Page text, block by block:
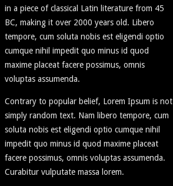
in a piece of classical Latin literature from 45
BC, making it over 2000 years old. Libero
tempore, cum soluta nobis est eligendi optio
cumque nihil impedit quo minus id quod
maxime placeat facere possimus, omnis
voluptas assumenda.
Contrary to popular belief, Lorem Ipsum is not
simply random text. Nam libero tempore, cum
soluta nobis est eligendi optio cumque nihil
impedit quo minus id quod maxime placeat
facere possimus, omnis voluptas assumenda.
Curabitur vulputate massa lorem.